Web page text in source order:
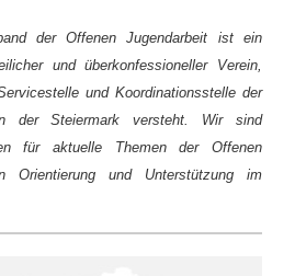
der Offenen Jugendarbeit ist ein
und überkonfessioneller Verein,
und Koordinationsstelle der
der Steiermark versteht. Wir sind
für aktuelle Themen der Offenen
Orientierung und Unterstützung im